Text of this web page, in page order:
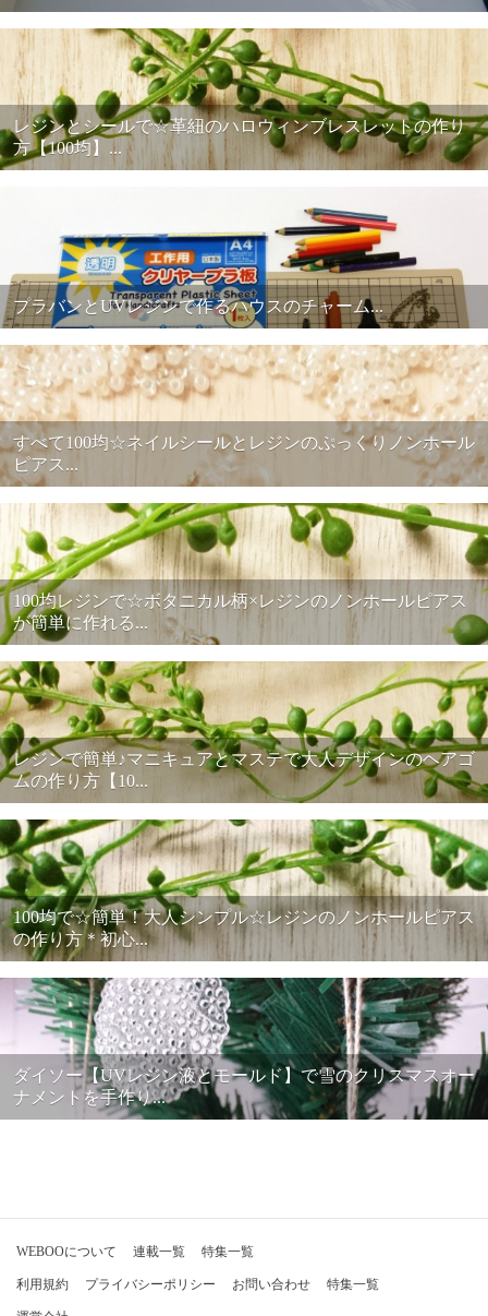
レジンとシールで☆革紐のハロウィンブレスレットの作り
方【100均】...
プラバンとUVレジンで作るハウスのチャーム...
すべて100均☆ネイルシールとレジンのぷっくりノンホール
ピアス...
100均レジンで☆ボタニカル柄×レジンのノンホールピアス
が簡単に作れる...
レジンで簡単♪マニキュアとマステで大人デザインのヘアゴ
ムの作り方【10...
100均で☆簡単！大人シンプル☆レジンのノンホールピアス
の作り方＊初心...
ダイソー【UVレジン液とモールド】で雪のクリスマスオー
ナメントを手作り...
WEBOOについて 連載一覧 特集一覧
利用規約 プライバシーポリシー お問い合わせ 特集一覧